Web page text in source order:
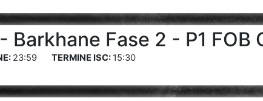
Barkhane Fase 2 - P1 FOB
23:59 15:30